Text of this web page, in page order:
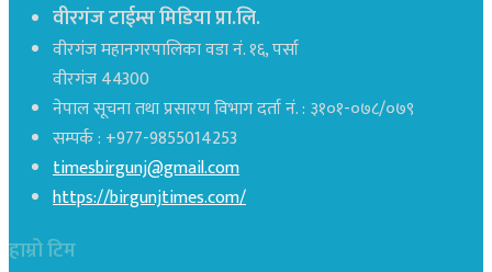
वीरगंज टाईम्स मिडिया प्रा.लि.
वीरगंज महानगरपालिका वडा नं. १६, पर्सा
वीरगंज 44300
नेपाल सूचना तथा प्रसारण विभाग दर्ता नं. : ३१०१-०७८/०७९
सम्पर्क : +977-9855014253
timesbirgunj@gmail.com
https://birgunjtimes.com/
हाम्रो टिम